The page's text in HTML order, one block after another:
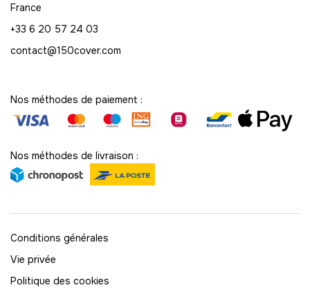
France
+33 6 20 57 24 03
contact@150cover.com
Nos méthodes de paiement :
Nos méthodes de livraison :
Conditions générales
Vie privée
Politique des cookies